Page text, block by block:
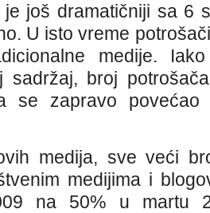
je još dramatičniji sa 6
U isto vreme
medije.
sadržaj, broj
se zapravo povećao
medija, sve veći
medijima i
na 50% u martu